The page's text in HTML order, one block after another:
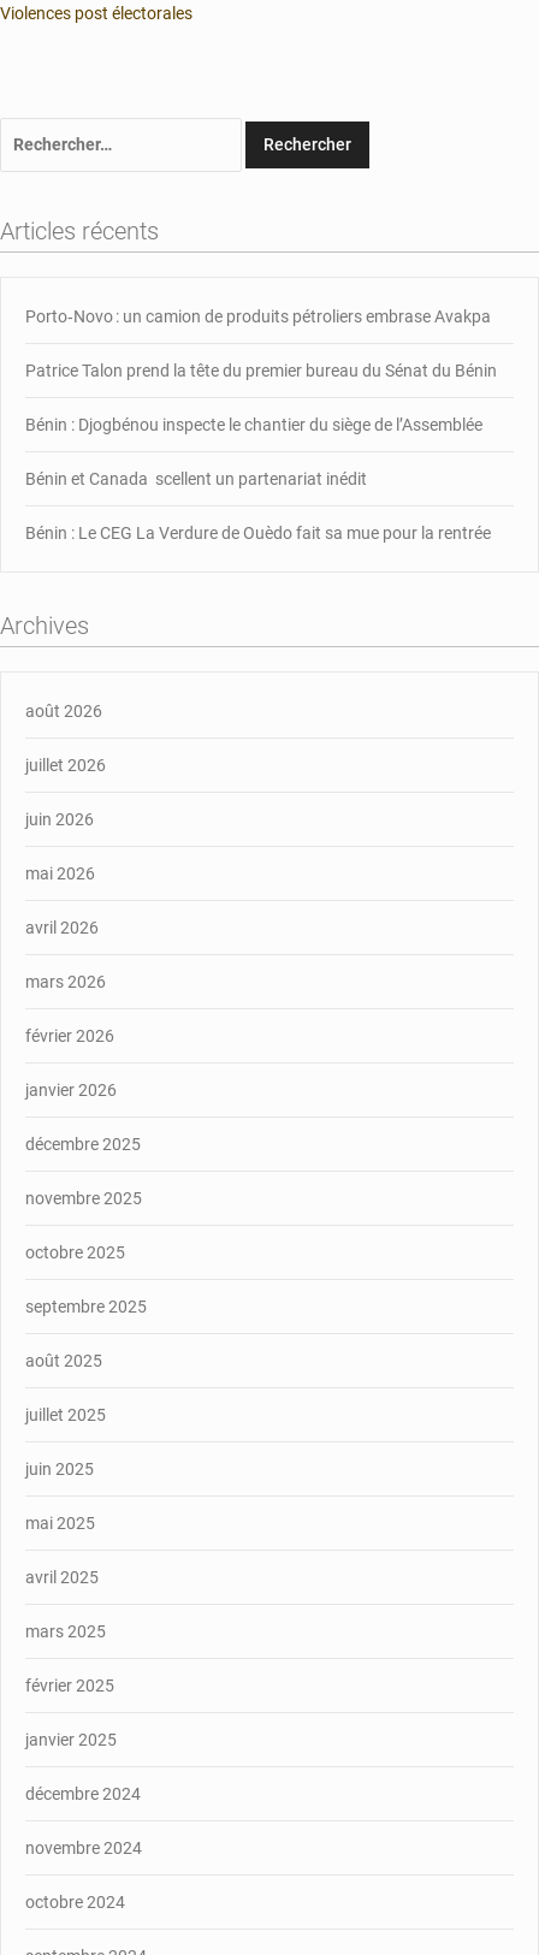
Violences post électorales
Articles récents
Porto‑Novo : un camion de produits pétroliers embrase Avakpa
Patrice Talon prend la tête du premier bureau du Sénat du Bénin
Bénin : Djogbénou inspecte le chantier du siège de l’Assemblée
Bénin et Canada scellent un partenariat inédit
Bénin : Le CEG La Verdure de Ouèdo fait sa mue pour la rentrée
Archives
août 2026
juillet 2026
juin 2026
mai 2026
avril 2026
mars 2026
février 2026
janvier 2026
décembre 2025
novembre 2025
octobre 2025
septembre 2025
août 2025
juillet 2025
juin 2025
mai 2025
avril 2025
mars 2025
février 2025
janvier 2025
décembre 2024
novembre 2024
octobre 2024